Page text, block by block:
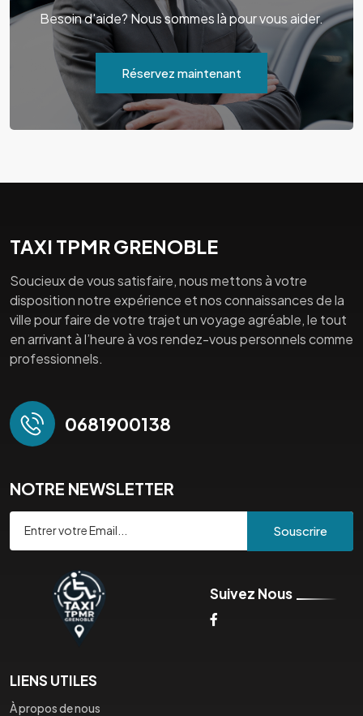
Besoin d'aide? Nous sommes là pour vous aider.
Réservez maintenant
TAXI TPMR GRENOBLE
Soucieux de vous satisfaire, nous mettons à votre
disposition notre expérience et nos connaissances de la
ville pour faire de votre trajet un voyage agréable, le tout
en arrivant à l’heure à vos rendez-vous personnels comme
professionnels.
0681900138
NOTRE NEWSLETTER
Souscrire
Suivez Nous
LIENS UTILES
À propos de nous